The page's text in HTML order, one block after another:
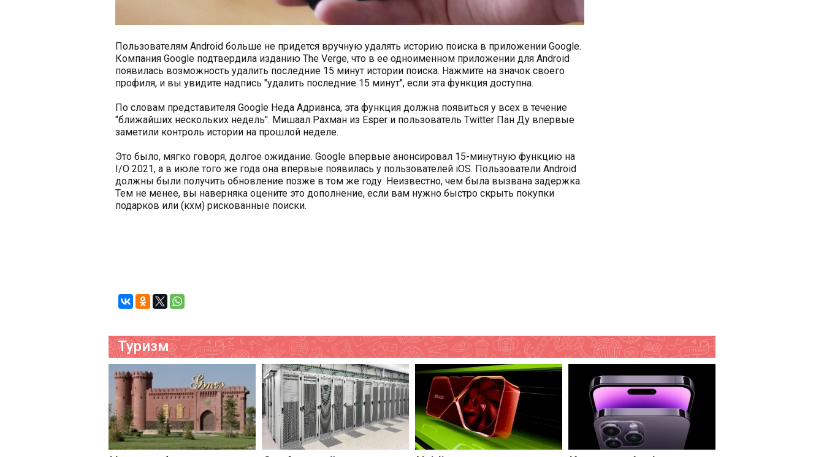
Пользователям Android больше не придется вручную удалять историю поиска в приложении Google.
Компания Google подтвердила изданию The Verge, что в ее одноименном приложении для Android
появилась возможность удалить последние 15 минут истории поиска. Нажмите на значок своего
профиля, и вы увидите надпись "удалить последние 15 минут", если эта функция доступна.
По словам представителя Google Неда Адрианса, эта функция должна появиться у всех в течение
"ближайших нескольких недель". Мишаал Рахман из Esper и пользователь Twitter Пан Ду впервые
заметили контроль истории на прошлой неделе.
Это было, мягко говоря, долгое ожидание. Google впервые анонсировал 15-минутную функцию на
I/O 2021, а в июле того же года она впервые появилась у пользователей iOS. Пользователи Android
должны были получить обновление позже в том же году. Неизвестно, чем была вызвана задержка.
Тем не менее, вы наверняка оцените это дополнение, если вам нужно быстро скрыть покупки
подарков или (кхм) рискованные поиски.
Туризм